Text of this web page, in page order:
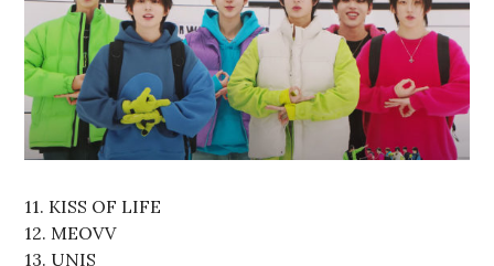
11. KISS OF LIFE
12. MEOVV
13. UNIS